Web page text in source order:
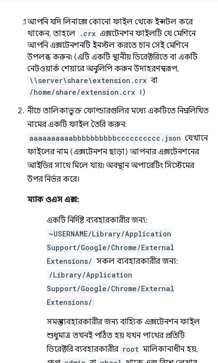
আপনি যদি লিনাক্সে কোনো ফাইল থেকে ইন্সটল করে
থাকেন, তাহলে .crx এক্সটেনশন ফাইলটি যে মেশিনে
আপনি এক্সটেনশনটি ইনস্টল করতে চান সেই মেশিনে
উপলব্ধ করুন৷ (এটি একটি স্থানীয় ডিরেক্টরিতে বা একটি
নেটওয়ার্ক শেয়ারে অনুলিপি করুন উদাহরণস্বরূপ,
\\server\share\extension.crx বা
/home/share/extension.crx ।)
নীচে তালিকাভুক্ত ফোল্ডারগুলির মধ্যে একটিতে নিম্নলিখিত
নামের একটি ফাইল তৈরি করুন:
aaaaaaaaaabbbbbbbbbbcccccccccc.json যেখানে
ফাইলের নাম (এক্সটেনশন ছাড়া) আপনার এক্সটেনশনের
আইডির সাথে মিলে যায়৷ অবস্থান অপারেটিং সিস্টেমের
উপর নির্ভর করে।
ম্যাক ওএস এক্স:
একটি নির্দিষ্ট ব্যবহারকারীর জন্য:
~USERNAME/Library/Application
Support/Google/Chrome/External
Extensions/ সকল ব্যবহারকারীর জন্য:
/Library/Application
Support/Google/Chrome/External
Extensions/
সমস্ত ব্যবহারকারীর জন্য বাহ্যিক এক্সটেনশন ফাইল
শুধুমাত্র তখনই পঠিত হয় যখন পাথের প্রতিটি
ডিরেক্টরি ব্যবহারকারীর root মালিকানাধীন হয়,